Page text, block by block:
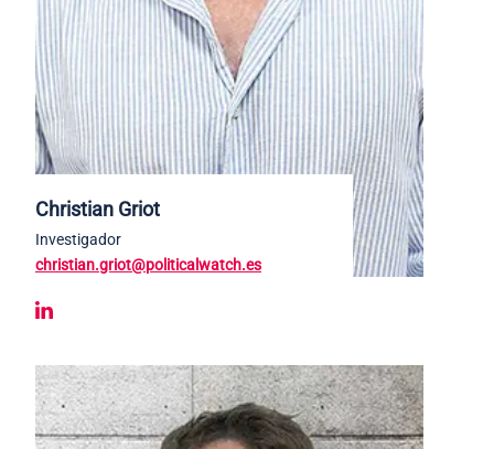
Christian Griot
Investigador
christian.griot@politicalwatch.es